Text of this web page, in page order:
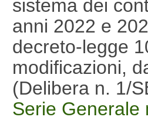
sistema dei
anni 2022 e
decreto-legge
modificazioni,
(Delibera n. 1/
Serie Generale